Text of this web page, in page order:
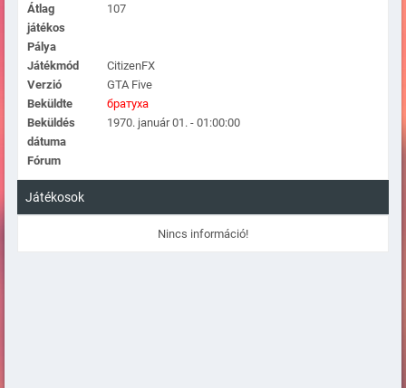
Átlag
játékos
107
Pálya
Játékmód
CitizenFX
Verzió
GTA Five
Beküldte
братуха
Beküldés
dátuma
1970. január 01. - 01:00:00
Fórum
Játékosok
Nincs információ!